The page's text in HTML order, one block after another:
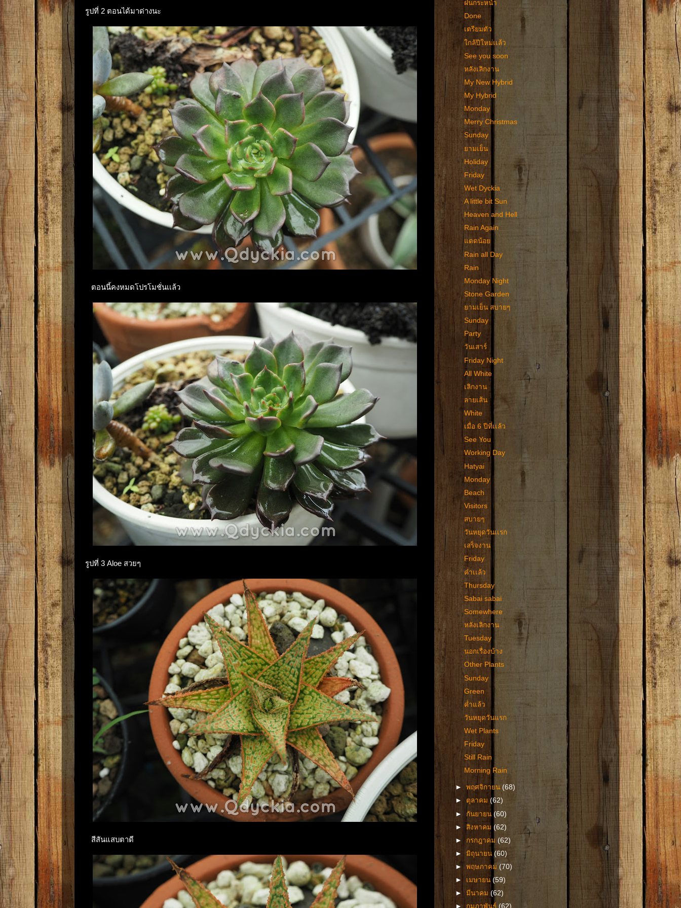
รูปที่ 2 ตอนได้มาด่างนะ
ตอนนี้คงหมดโปรโมชั่นเเล้ว
รูปที่ 3 Aloe สวยๆ
สีสันแสบตาดี
ฝนกระหน่ำ
Done
เตรียมตัว
ใกล้ปีใหม่เเล้ว
See you soon
หลังเลิกงาน
My New Hybrid
My Hybrid
Monday
Merry Christmas
Sunday
ยามเย็น
Holiday
Friday
Wet Dyckia
A little bit Sun
Heaven and Hell
Rain Again
แดดน้อย
Rain all Day
Rain
Monday Night
Stone Garden
ยามเย็น สบายๆ
Sunday
Party
วันเสาร์
Friday Night
All White
เลิกงาน
ลายเส้น
White
เมื่อ 6 ปีที่เเล้ว
See You
Working Day
Hatyai
Monday
Beach
Visitors
สบายๆ
วันหยุดวันเเรก
เสร็จงาน
Friday
ค่ำเเล้ว
Thursday
Sabai sabai
Somewhere
หลังเลิกงาน
Tuesday
นอกเรื่องบ้าง
Other Plants
Sunday
Green
ค่ำแล้ว
วันหยุดวันแรก
Wet Plants
Friday
Still Rain
Morning Rain
►พฤศจิกายน(68)
► ตุลาคม (62)
► กันยายน(60)
►สิงหาคม(62)
► กรกฎาคม(62)
►มิถุนายน(60)
►พฤษภาคม(70)
► เมษายน(59)
►มีนาคม(62)
► กุมภาพันธ์(62)